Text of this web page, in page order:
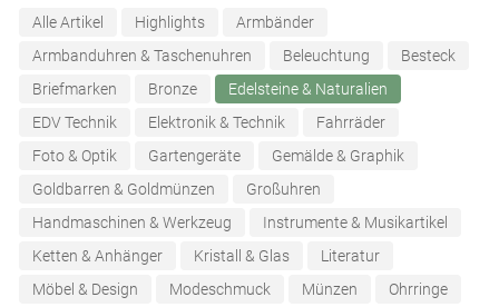
Alle Artikel Highlights
Armbänder
Armbanduhren & Taschenuhren
Beleuchtung
Besteck
Briefmarken
Bronze
Edelsteine & Naturalien
EDV Technik
Elektronik & Technik
Fahrräder
Foto & Optik
Gartengeräte
Gemälde & Graphik
Goldbarren & Goldmünzen
Großuhren
Handmaschinen & Werkzeug
Instrumente & Musikartikel
Ketten & Anhänger
Kristall & Glas
Literatur
Möbel & Design
Modeschmuck Münzen
Ohrringe